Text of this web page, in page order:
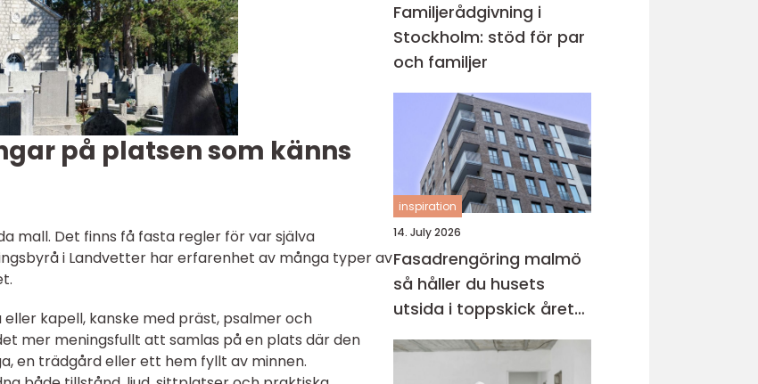
på platsen som känns
mall. Det finns få fasta regler för var själva
i Landvetter har erfarenhet av många typer av
kapell, kanske med präst, psalmer och
mer meningsfullt att samlas på en plats där den
en trädgård eller ett hem fyllt av minnen.
Familjerådgivning i
Stockholm: stöd för par
och familjer
inspiration
14. July 2026
Fasadrengöring malmö
så håller du husets
utsida i toppskick året
runt